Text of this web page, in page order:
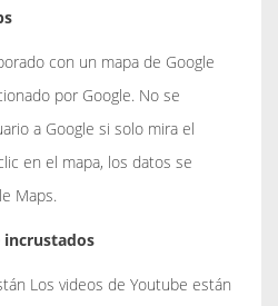
con un mapa de Google
por Google. No se
a Google si solo mira el
en el mapa, los datos se
Maps.
incrustados
Los videos de Youtube están